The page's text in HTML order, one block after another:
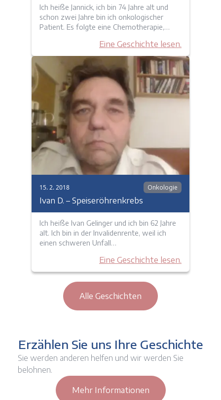
Ich heiße Jannick, ich bin 74 Jahre alt und
schon zwei Jahre bin ich onkologischer
Patient. Es folgte eine Chemotherapie,…
Eine Geschichte lesen.
15. 2. 2018 Onkologie
Ivan D. – Speiseröhrenkrebs
Ich heiße Ivan Gelinger und ich bin 62 Jahre
alt. Ich bin in der Invalidenrente, weil ich
einen schweren Unfall…
Eine Geschichte lesen.
Alle Geschichten
Erzählen Sie uns Ihre Geschichte
Sie werden anderen helfen und wir werden Sie
belohnen.
Mehr Informationen